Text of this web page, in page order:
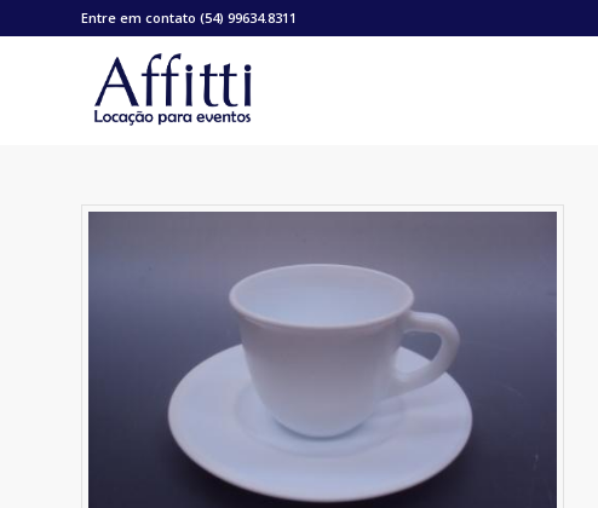
Entre em contato (54) 99634.8311